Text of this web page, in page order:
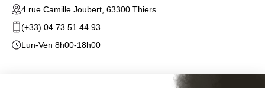
4 rue Camille Joubert, 63300 Thiers
(+33) 04 73 51 44 93
Lun-Ven 8h00-18h00